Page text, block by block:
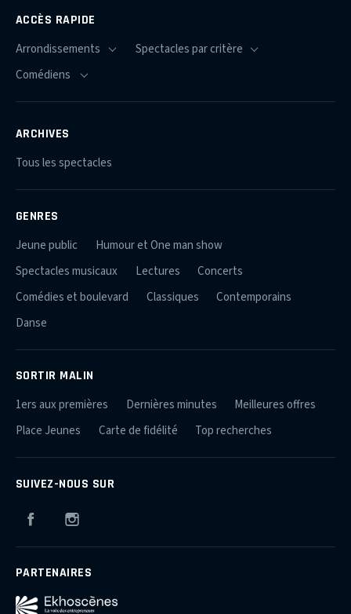
ACCÈS RAPIDE
ARCHIVES
Tous les spectacles
GENRES
Jeune public
Humour et One man show
Spectacles musicaux
Lectures
Concerts
Comédies et boulevard
Classiques
Contemporains
Danse
SORTIR MALIN
1ers aux premières Dernières minutes
Meilleures offres
Place Jeunes
Carte de fidélité Top recherches
SUIVEZ-NOUS SUR
Facebook
PARTENAIRES